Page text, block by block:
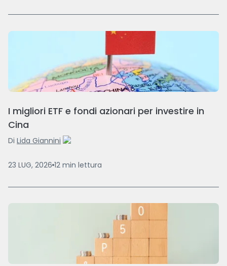
I migliori ETF e fondi azionari per investire in
Cina
Di Lida Giannini
23 LUG, 2026 12 min lettura